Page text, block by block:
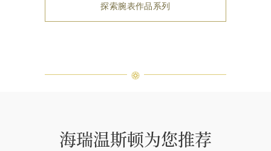
探索腕表作品系列
海瑞温斯顿为您推荐